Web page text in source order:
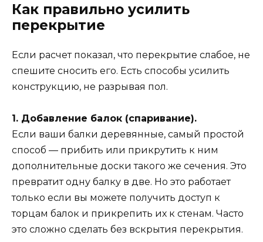
Как правильно усилить
перекрытие
Если расчет показал, что перекрытие слабое, не
спешите сносить его. Есть способы усилить
конструкцию, не разрывая пол.
1. Добавление балок (спаривание).
Если ваши балки деревянные, самый простой
способ — прибить или прикрутить к ним
дополнительные доски такого же сечения. Это
превратит одну балку в две. Но это работает
только если вы можете получить доступ к
торцам балок и прикрепить их к стенам. Часто
это сложно сделать без вскрытия перекрытия.